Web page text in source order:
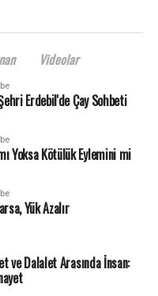
Videolar
Erdebil'de Çay Sohbeti
Yoksa Kötülük Eylemini mi
Yük Azalır
ve Dalalet Arasında İnsan: